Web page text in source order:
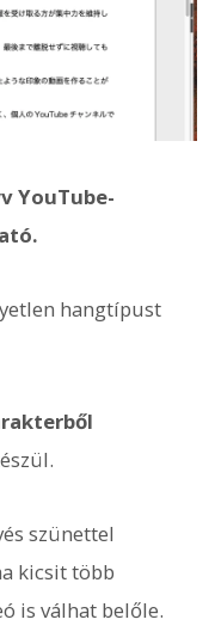
YouTube-
hangtípust
szünettel
kicsit több
is válhat belőle.